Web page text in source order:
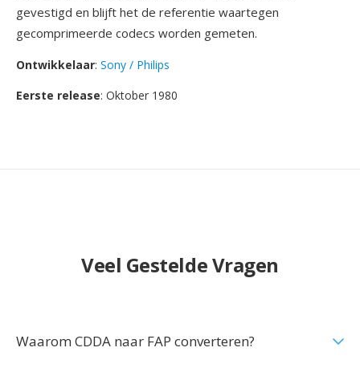
gevestigd en blijft het de referentie waartegen
gecomprimeerde codecs worden gemeten.
Ontwikkelaar: Sony / Philips
Eerste release: Oktober 1980
Veel Gestelde Vragen
Waarom CDDA naar FAP converteren?